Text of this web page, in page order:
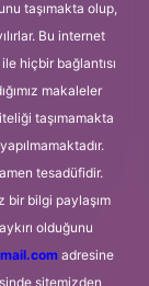
taşımakta olup,
Bu internet
hiçbir bağlantısı
makaleler
taşımamakta
tesadüfidir.
bir bilgi paylaşım
olduğunu
adresine
sitemizden